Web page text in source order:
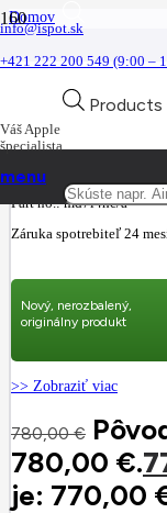
info@ispot.sk
+421 222 200 549 (9:00 –
Váš Apple
špecialista
Products
menu
Domov
iPad
iPad
Apple 11-inch iPad
Apple 11-inch
Blue
Part no.:md7l4hc/a
Záruka spotrebiteľ 24
Nový, nerozbalený,
originálny produkt
>> Zobraziť viac
780,00€
780,00 €.
je: 770,00